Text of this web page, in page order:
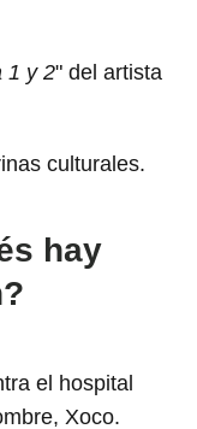
1 y 2" del artista
culturales.
hay
el hospital
Xoco.